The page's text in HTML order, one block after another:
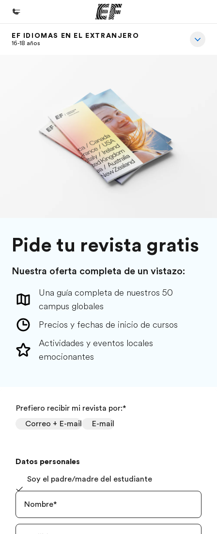
Inicio
Encuentra una oficina
Sobre nosotros
EF IDIOMAS EN EL EXTRANJERO
16-18 años
Pide tu revista gratis
Nuestra oferta completa de un vistazo:
Una guía completa de nuestros 50
campus globales
Precios y fechas de inicio de cursos
Actividades y eventos locales
emocionantes
Prefiero recibir mi revista por:*
Correo + E-mail
E-mail
Datos personales
Soy el padre/madre del estudiante
Nombre*